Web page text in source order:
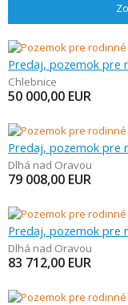
Predaj, pozemok pre
Chlebnice
50 000,00 EUR
Predaj, pozemok pre
Dlhá nad Oravou
79 008,00 EUR
Predaj, pozemok pre
Dlhá nad Oravou
83 712,00 EUR